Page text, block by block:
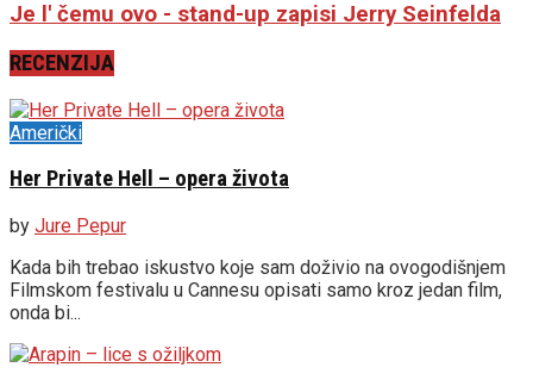
Je l' čemu ovo - stand-up zapisi Jerry Seinfelda
RECENZIJA
Američki
Her Private Hell – opera života
by Jure Pepur
Kada bih trebao iskustvo koje sam doživio na ovogodišnjem
Filmskom festivalu u Cannesu opisati samo kroz jedan film,
onda bi...